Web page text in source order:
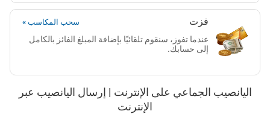
فزت سحب المكاسب »
عندما تفوز، سنقوم تلقائيًا بإضافة المبلغ الفائز بالكامل
إلى حسابك.
اليانصيب الجماعي على الإنترنت | إرسال اليانصيب عبر
الإنترنت